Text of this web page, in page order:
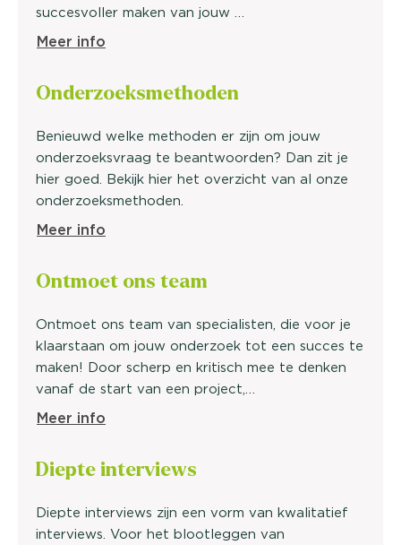
succesvoller maken van jouw …
Meer info
Onderzoeksmethoden
Benieuwd welke methoden er zijn om jouw
onderzoeksvraag te beantwoorden? Dan zit je
hier goed. Bekijk hier het overzicht van al onze
onderzoeksmethoden.
Meer info
Ontmoet ons team
Ontmoet ons team van specialisten, die voor je
klaarstaan om jouw onderzoek tot een succes te
maken! Door scherp en kritisch mee te denken
vanaf de start van een project,…
Meer info
Diepte interviews
Diepte interviews zijn een vorm van kwalitatief
interviews. Voor het blootleggen van